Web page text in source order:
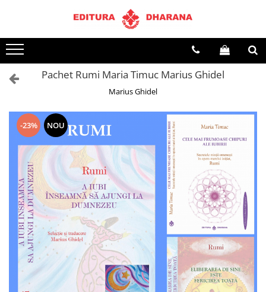
Toate Produsele
CARTI EDITURA DHARANA
OFERTE LA PACHET
Terapii
Dietoterapie
Dezvoltare personala
Spiritualitate
AUDIOBOOK
Business, Economie
Carti pentru copii
Diverse
Filosofie
Literatura
Pachet Rumi Maria Timuc Marius Ghidel
Marius Ghidel
-23% NOU